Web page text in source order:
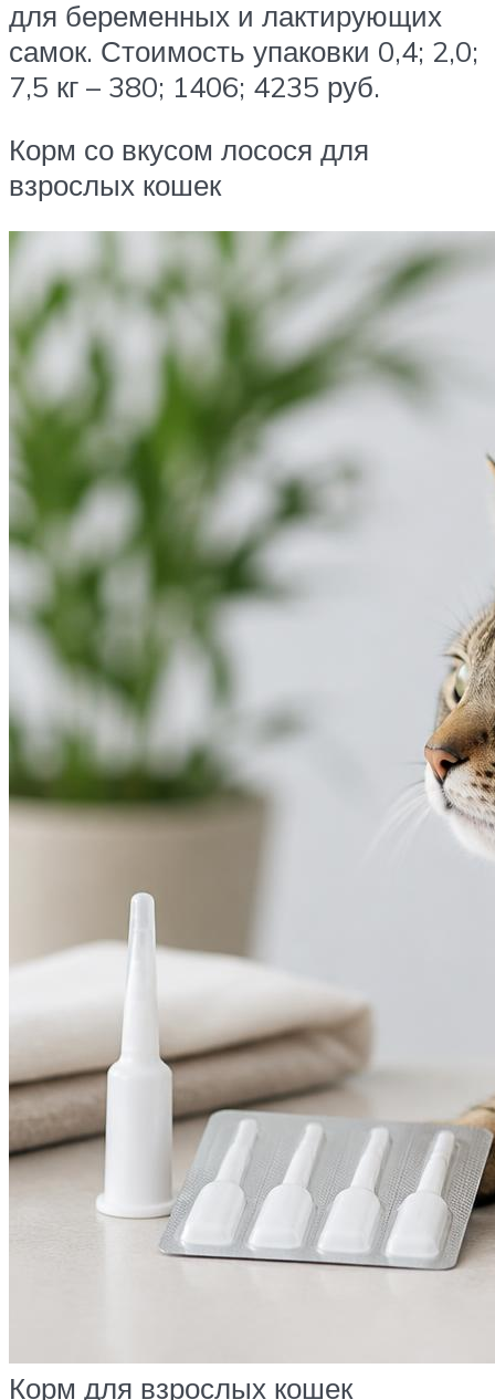
для беременных и лактирующих
самок. Стоимость упаковки 0,4; 2,0;
7,5 кг – 380; 1406; 4235 руб.
Корм со вкусом лосося для
взрослых кошек
Корм для взрослых кошек